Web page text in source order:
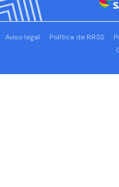
Aviso legal Política de RRSS